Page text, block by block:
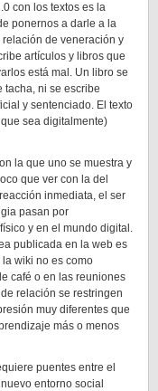
con los textos es la
ponernos a darle a la
de veneración y
artículos y libros que
está mal. Un libro se
tacha, ni se escribe
y sentenciado. El texto
sea digitalmente)
la que uno se muestra y
que ver con la del
inmediata, el ser
pasan por
y en el mundo digital.
publicada en la web es
wiki no es como
café o en las reuniones
relación se restringen
muy diferentes que
más o menos
puentes entre el
entorno social